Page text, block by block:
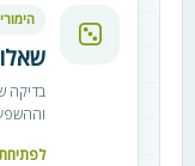
בדיקה